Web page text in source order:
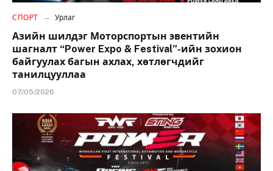
СПОРТ Урлаг
Азийн шилдэг Моторспортын эвентийн
шагналт “Power Expo & Festival”-ийн зохион
байгуулах багын ахлах, хөтлөгчдийг
танилцууллаа
07/05/2026